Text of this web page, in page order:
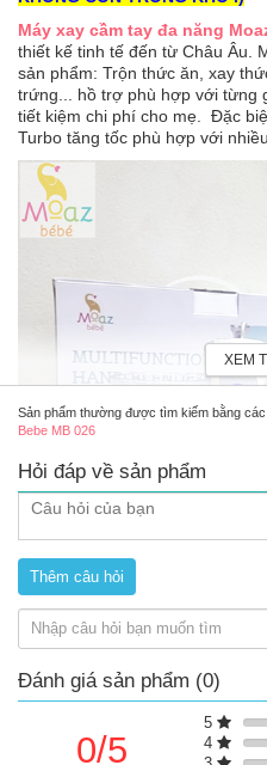
Máy xay cầm tay đa năng
thiết kế tinh tế đến từ Châu Âu.
sản phẩm: Trộn thức ăn, xay
trứng... hồ trợ phù hợp với từng
tiết kiệm chi phí cho mẹ. Đặc
Turbo tăng tốc phù hợp với
Máy xay cầm tay đa
Máy xay sinh tố cầm tay là
XEM
Sản phẩm thường được tìm kiếm bằng
Bebe MB 026
Hỏi đáp về sản phẩm
Đánh giá sản phẩm (0)
0/5
5
4